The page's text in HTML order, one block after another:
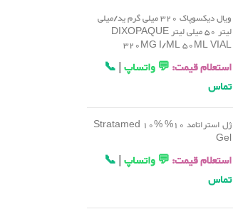
ویال دیکسوپاک 320 میلی گرم ید/میلی
لیتر 50 میلی لیتر DIXOPAQUE
320MG I/ML 50ML VIAL
استعلام قیمت:💬 واتساپ|
📞
تماس
ژل استراتامد 10% Stratamed 10%
Gel
استعلام قیمت:💬 واتساپ|
📞
تماس